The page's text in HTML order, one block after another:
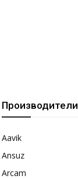
Производители
Aavik
Ansuz
Arcam